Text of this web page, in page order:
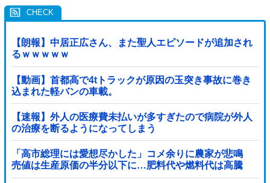
【朗報】中居正広さん、また聖人エピソードが追加され
るｗｗｗｗｗ
【動画】首都高で4tトラックが原因の玉突き事故に巻き
込まれた軽バンの車載。
【速報】外人の医療費未払いが多すぎたので病院が外人
の治療を断るようになってしまう
「高市総理には愛想尽かした」コメ余りに農家が悲鳴
売値は生産原価の半分以下に…肥料代や燃料代は高騰
「今年でやめる」農家も